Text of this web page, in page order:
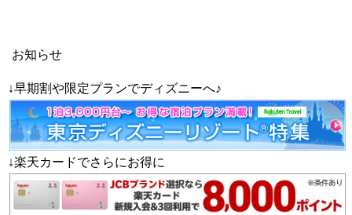
お知らせ
↓早期割や限定プランでディズニーへ♪
↓楽天カードでさらにお得に